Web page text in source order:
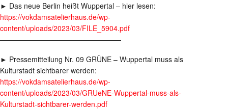
► Das neue Berlin heißt Wuppertal – hier lesen:
https://vokdamsatelierhaus.de/wp-
content/uploads/2023/03/FILE_5904.pdf
—————————————————
► Pressemitteilung Nr. 09 GRÜNE – Wuppertal muss als
Kulturstadt sichtbarer werden:
https://vokdamsatelierhaus.de/wp-
content/uploads/2023/03/GRUeNE-Wuppertal-muss-als-
Kulturstadt-sichtbarer-werden.pdf